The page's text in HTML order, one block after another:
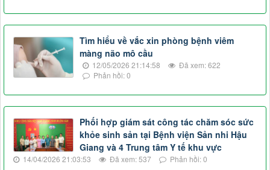
Tìm hiểu về vắc xin phòng bệnh viêm
màng não mô cầu
12/05/2026 21:14:58
Đã xem: 622
Phản hồi: 0
Phối hợp giám sát công tác chăm sóc sức
khỏe sinh sản tại Bệnh viện Sản nhi Hậu
Giang và 4 Trung tâm Y tế khu vực
14/04/2026 21:03:53 Đã xem: 537 Phản hồi: 0